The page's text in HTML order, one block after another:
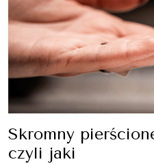
Skromny
czyli jaki